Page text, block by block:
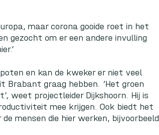
maar corona gooide roet in het
gezocht om er een andere invulling
en kan de kweker er niet veel
Brabant graag hebben. ‘Het groen
weet projectleider Dijkshoorn. Hij is
mee krijgen. Ook biedt het
mensen die hier werken, bijvoorbeeld